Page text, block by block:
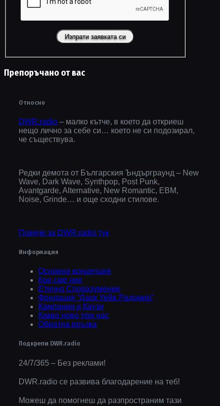
Препоръчано от вас
Относно
DWR.radio – малко кътче, в което да откриеш
нещо лично за себе си… което не си подозирал,
че съществува.
Редки демота от Българския Ъндърграунд – New
Wave, Dark Wave, Synthpop, Post Punk,
Avantgarde, Alternative, New Romantic, EBM,
Noise, Grinde… и още сходни стилове.
Повече за DWR.radio тук
Информация
Основна концепция
Кои сме ние
Етично Споразумение
Фондация “Дарк Уейв Радомир”
Кампании и Каузи
Какво ново при нас
Обратна връзка
Подкрепи DWR.radio
24/7/365 – Без реклами!
DWR.radio се развива благодарение на теб!
Можеш да помогнеш да разпространим тази